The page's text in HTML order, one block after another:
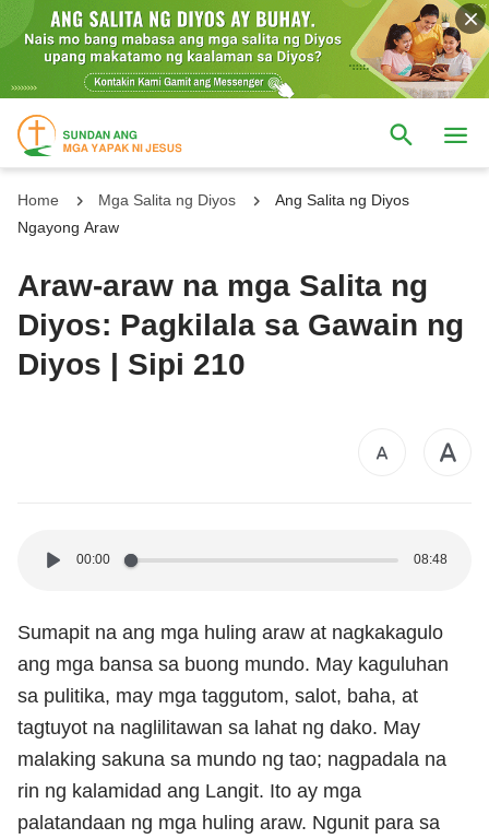
Home Mga Salita ng Diyos
Ang Salita ng Diyos
Ngayong Araw
Araw-araw na mga Salita ng
Diyos: Pagkilala sa Gawain ng
Diyos | Sipi 210
00:00 08:48
Sumapit na ang mga huling araw at nagkakagulo
ang mga bansa sa buong mundo. May kaguluhan
sa pulitika, may mga taggutom, salot, baha, at
tagtuyot na naglilitawan sa lahat ng dako. May
malaking sakuna sa mundo ng tao; nagpadala na
rin ng kalamidad ang Langit. Ito ay mga
palatandaan ng mga huling araw. Ngunit para sa